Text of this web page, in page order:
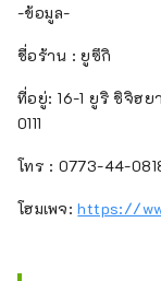
-ข้อมูล-
ชื่อร้าน : ยูซึกิ
ที่อยู่: 16-1 ยูริ ชิจิฮย
0111
โทร : 0773-44-
โฮมเพจ:https://